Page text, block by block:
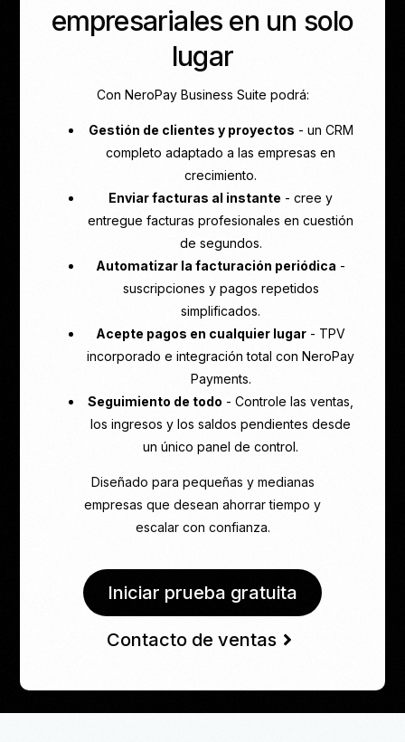
empresariales en un solo
lugar
Con NeroPay Business Suite podrá:
Gestión de clientes y proyectos - un CRM
completo adaptado a las empresas en
crecimiento.
Enviar facturas al instante - cree y
entregue facturas profesionales en cuestión
de segundos.
Automatizar la facturación periódica -
suscripciones y pagos repetidos
simplificados.
Acepte pagos en cualquier lugar - TPV
incorporado e integración total con NeroPay
Payments.
Seguimiento de todo - Controle las ventas,
los ingresos y los saldos pendientes desde
un único panel de control.
Diseñado para pequeñas y medianas
empresas que desean ahorrar tiempo y
escalar con confianza.
Iniciar prueba gratuita
Contacto de ventas